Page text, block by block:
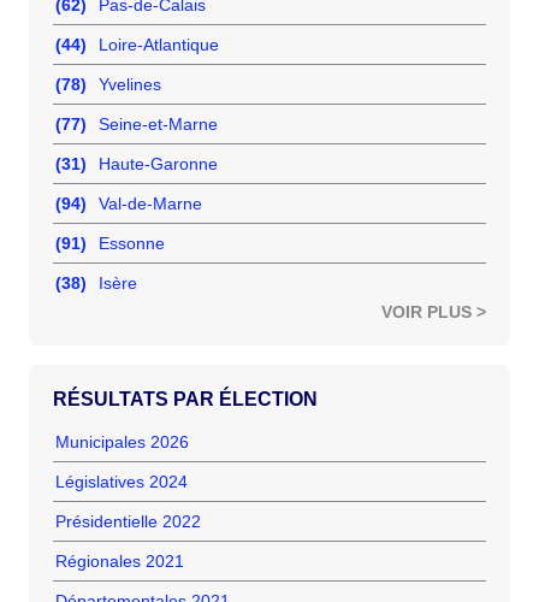
(62) Pas-de-Calais
(44) Loire-Atlantique
(78) Yvelines
(77) Seine-et-Marne
(31) Haute-Garonne
(94) Val-de-Marne
(91) Essonne
(38)
Isère
VOIR PLUS >
RÉSULTATS PAR ÉLECTION
Municipales 2026
Législatives 2024
Présidentielle 2022
Régionales 2021